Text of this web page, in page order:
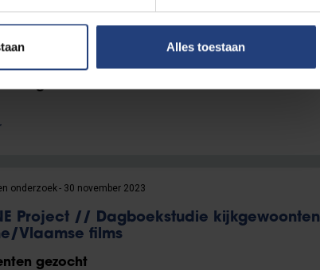
Alles toestaan
Mensen met overgewicht of obesitas en
lage rugpijn
onderzoek 30 november 2023
Project // Dagboekstudie kijkgewoonten
Vlaamse films
gezocht